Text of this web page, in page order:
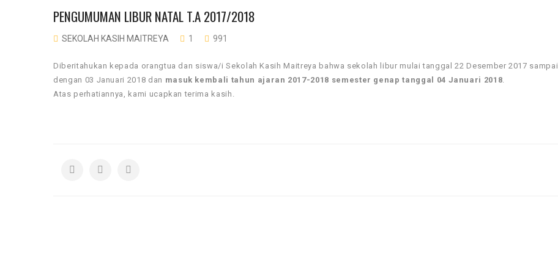
PENGUMUMAN LIBUR NATAL T.A 2017/2018
SEKOLAH KASIH MAITREYA 1 991
Diberitahukan kepada orangtua dan siswa/i Sekolah Kasih Maitreya bahwa sekolah libur mulai tanggal 22 Desember 2017 sampai
dengan 03 Januari 2018 dan masuk kembali tahun ajaran 2017-2018 semester genap tanggal 04 Januari 2018.
Atas perhatiannya, kami ucapkan terima kasih.